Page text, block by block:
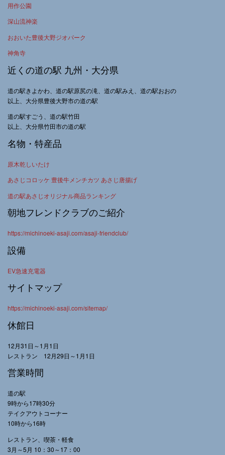
用作公園
深山流神楽
おおいた豊後大野ジオパーク
神角寺
近くの道の駅 九州・大分県
道の駅きよかわ、道の駅原尻の滝、道の駅みえ、道の駅おおの
以上、大分県豊後大野市の道の駅
道の駅すごう、道の駅竹田
以上、大分県竹田市の道の駅
名物・特産品
原木乾しいたけ
あさじコロッケ 豊後牛メンチカツ あさじ唐揚げ
道の駅あさじオリジナル商品ランキング
朝地フレンドクラブのご紹介
https://michinoeki-asaji.com/asaji-friendclub/
設備
EV急速充電器
サイトマップ
https://michinoeki-asaji.com/sitemap/
休館日
12月31日～1月1日
レストラン 12月29日～1月1日
営業時間
道の駅
9時から17時30分
テイクアウトコーナー
10時から16時
レストラン、喫茶・軽食
3月～5月 10：30～17：00